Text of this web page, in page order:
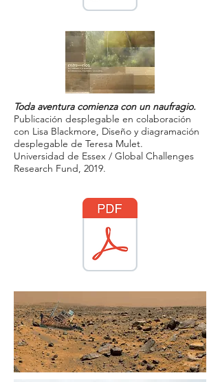
Toda aventura comienza con un naufragio.
Publicación desplegable en colaboración
con Lisa Blackmore, Diseño y diagramación
desplegable de Teresa Mulet.
Universidad de Essex / Global Challenges
Research Fund, 2019.